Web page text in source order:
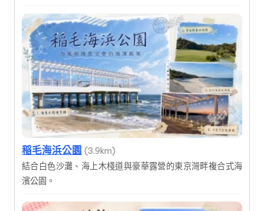
稲毛海浜公園 (3.9km)
結合白色沙灘、海上木棧道與豪華露營的東京灣畔複合式海
濱公園。